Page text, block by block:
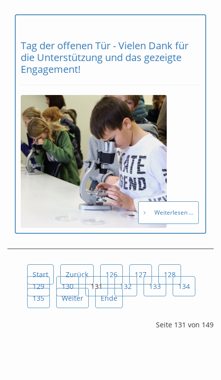
Tag der offenen Tür - Vielen Dank für
die Unterstützung und das gezeigte
Engagement!
Weiterlesen ...
Start Zurück 126 127
128
129
130 131 132 133
134
135
Weiter Ende
Seite 131 von 149